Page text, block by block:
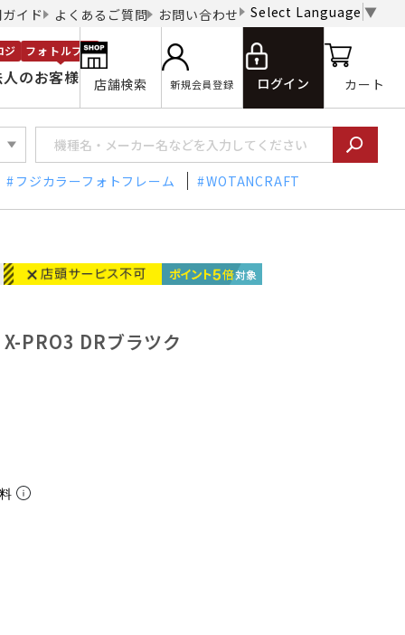
イド よくあるご質問 お問い合わせ Select Language ▼
のお客様
ジ フォトルプロ
店舗検索 新規会員登録 ログイン カート
フジカラーフォトフレーム WOTANCRAFT
PRO3 DRブラツク
料